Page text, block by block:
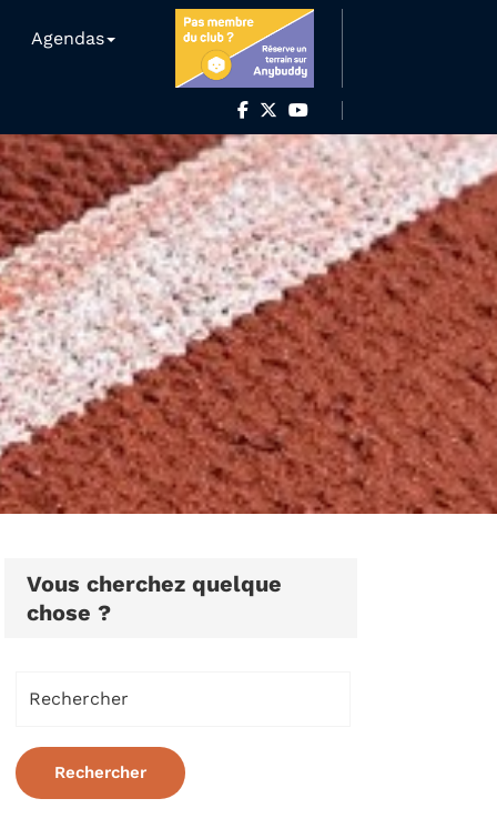
Agendas
Vous cherchez quelque
chose ?